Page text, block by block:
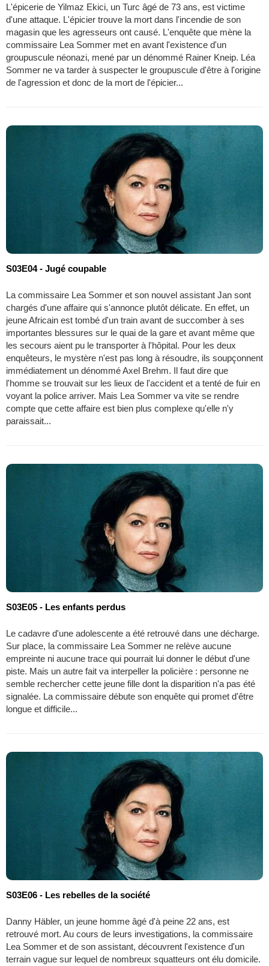
L'épicerie de Yilmaz Ekici, un Turc âgé de 73 ans, est victime
d'une attaque. L'épicier trouve la mort dans l'incendie de son
magasin que les agresseurs ont causé. L'enquête que mène la
commissaire Lea Sommer met en avant l'existence d'un
groupuscule néonazi, mené par un dénommé Rainer Kneip. Léa
Sommer ne va tarder à suspecter le groupuscule d'être à l'origine
de l'agression et donc de la mort de l'épicier...
S03E04 - Jugé coupable
La commissaire Lea Sommer et son nouvel assistant Jan sont
chargés d'une affaire qui s'annonce plutôt délicate. En effet, un
jeune Africain est tombé d'un train avant de succomber à ses
importantes blessures sur le quai de la gare et avant même que
les secours aient pu le transporter à l'hôpital. Pour les deux
enquêteurs, le mystère n'est pas long à résoudre, ils soupçonnent
immédiatement un dénommé Axel Brehm. Il faut dire que
l'homme se trouvait sur les lieux de l'accident et a tenté de fuir en
voyant la police arriver. Mais Lea Sommer va vite se rendre
compte que cette affaire est bien plus complexe qu'elle n'y
paraissait...
S03E05 - Les enfants perdus
Le cadavre d'une adolescente a été retrouvé dans une décharge.
Sur place, la commissaire Lea Sommer ne relève aucune
empreinte ni aucune trace qui pourrait lui donner le début d'une
piste. Mais un autre fait va interpeller la policière : personne ne
semble rechercher cette jeune fille dont la disparition n'a pas été
signalée. La commissaire débute son enquête qui promet d'être
longue et difficile...
S03E06 - Les rebelles de la société
Danny Häbler, un jeune homme âgé d'à peine 22 ans, est
retrouvé mort. Au cours de leurs investigations, la commissaire
Lea Sommer et de son assistant, découvrent l'existence d'un
terrain vague sur lequel de nombreux squatteurs ont élu domicile.